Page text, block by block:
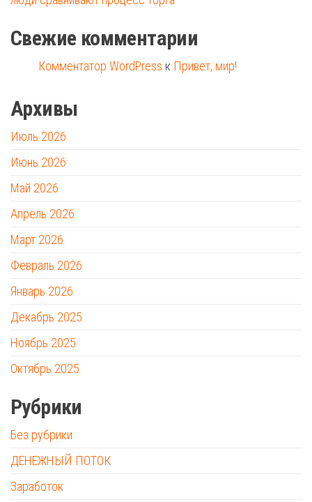
Свежие комментарии
Комментатор WordPress к Привет, мир!
Архивы
Июль 2026
Июнь 2026
Май 2026
Апрель 2026
Март 2026
Февраль 2026
Январь 2026
Декабрь 2025
Ноябрь 2025
Октябрь 2025
Рубрики
Без рубрики
ДЕНЕЖНЫЙ ПОТОК
Заработок